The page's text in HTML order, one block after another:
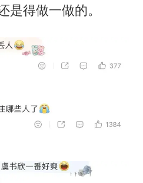
是得做一做的。